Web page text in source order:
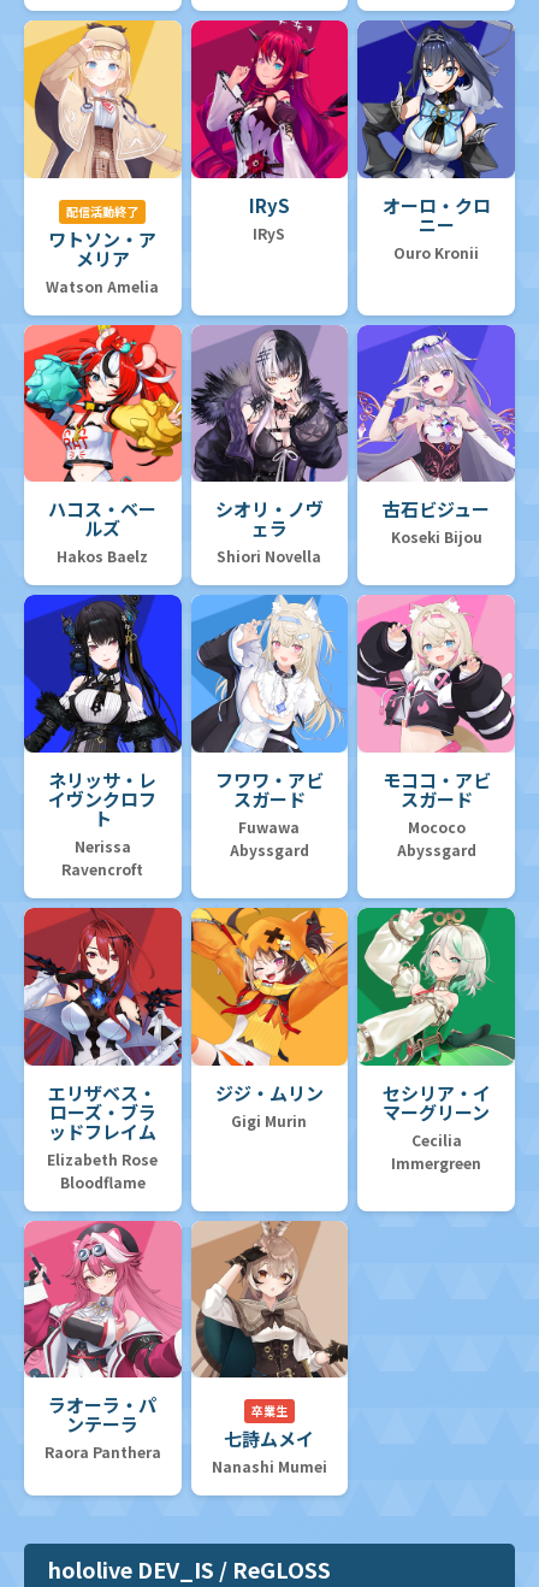
配信活動終了
ワトソン・ア
メリア
Watson Amelia
IRyS
IRyS
オーロ・クロ
ニー
Ouro Kronii
ハコス・ベー
ルズ
Hakos Baelz
シオリ・ノヴ
ェラ
Shiori Novella
古石ビジュー
Koseki Bijou
ネリッサ・レ
イヴンクロフ
ト
Nerissa
Ravencroft
フワワ・アビ
スガード
Fuwawa
Abyssgard
モココ・アビ
スガード
Mococo
Abyssgard
エリザベス・
ローズ・ブラ
ッドフレイム
Elizabeth Rose
Bloodflame
ジジ・ムリン
Gigi Murin
セシリア・イ
マーグリーン
Cecilia
Immergreen
ラオーラ・パ
ンテーラ
Raora Panthera
卒業生
七詩ムメイ
Nanashi Mumei
hololive DEV_IS / ReGLOSS